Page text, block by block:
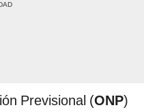
Previsional (ONP)